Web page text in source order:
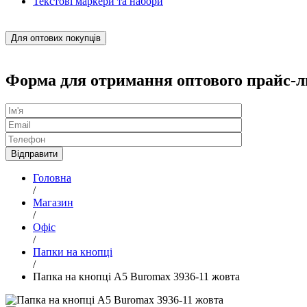
Для оптових покупців
Форма для отримання оптового прайс-
Головна
/
Магазин
/
Офіс
/
Папки на кнопці
/
Папка на кнопці А5 Buromax 3936-11 жовта